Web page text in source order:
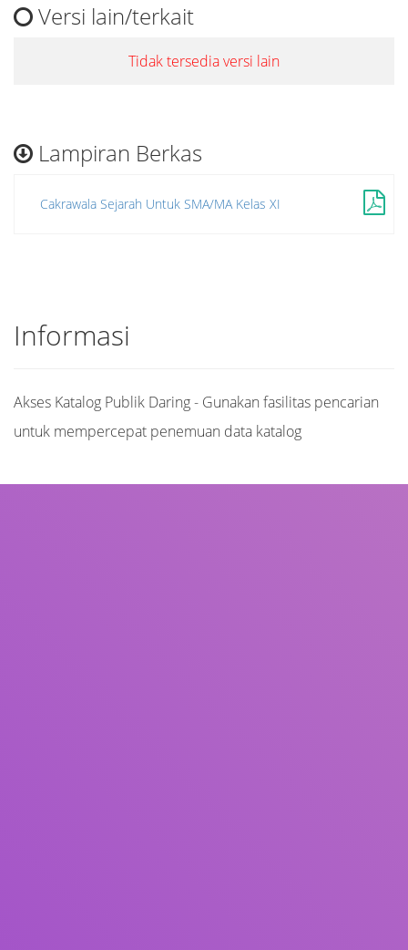
Versi lain/terkait
Tidak tersedia versi lain
Lampiran Berkas
Cakrawala Sejarah Untuk SMA/MA Kelas XI
Informasi
Akses Katalog Publik Daring - Gunakan fasilitas pencarian
untuk mempercepat penemuan data katalog